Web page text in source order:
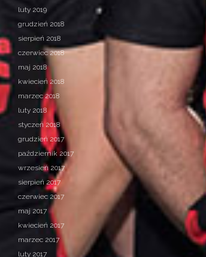
luty 2019
grudzień 2018
sierpień 2018
czerwiec 2018
maj 2018
kwiecień 2018
marzec 2018
luty 2018
styczeń 2018
grudzień 2017
październik 2017
wrzesień 2017
sierpień 2017
czerwiec 2017
maj 2017
kwiecień 2017
marzec 2017
luty 2017